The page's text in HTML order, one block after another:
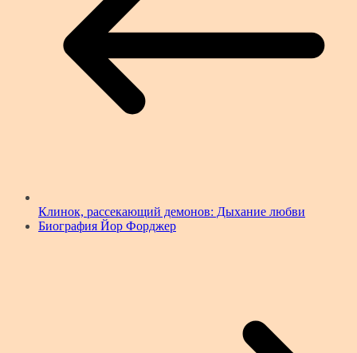
Клинок, рассекающий демонов: Дыхание любви
Биография Йор Форджер